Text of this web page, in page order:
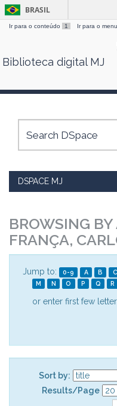
Skip
BRASIL
Ir para o conteúdo 1 Ir para o menu
Biblioteca digital MJ
DSPACE MJ
BROWSING
FRANÇA,
Jump to: 0-9 A B C
M
N O P Q R
or enter first few
Sort by:
Results/Page